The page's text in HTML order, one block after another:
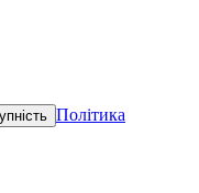
Політика